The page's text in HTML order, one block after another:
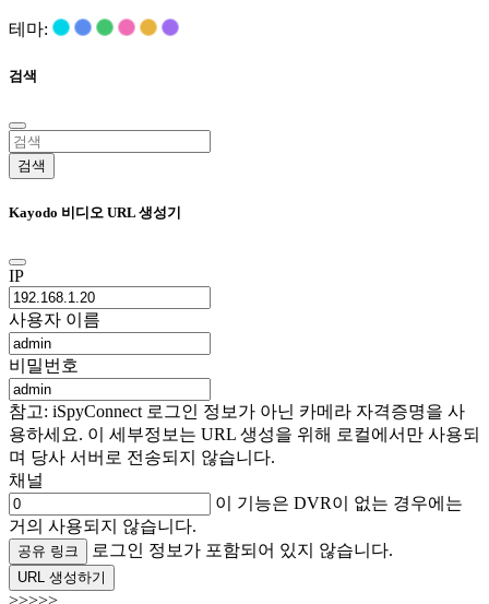
테마:
검색
검색
Kayodo 비디오 URL 생성기
IP
사용자 이름
비밀번호
참고: iSpyConnect 로그인 정보가 아닌 카메라 자격증명을 사
용하세요. 이 세부정보는 URL 생성을 위해 로컬에서만 사용되
며 당사 서버로 전송되지 않습니다.
채널
이 기능은 DVR이 없는 경우에는
거의 사용되지 않습니다.
공유 링크 로그인 정보가 포함되어 있지 않습니다.
URL 생성하기
>>>>>